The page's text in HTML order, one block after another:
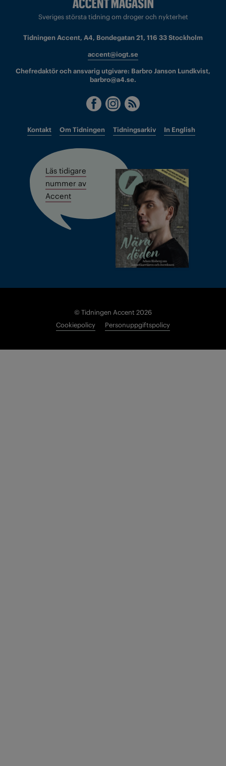
Sveriges största tidning om droger och nykterhet
Tidningen Accent, A4, Bondegatan 21, 116 33 Stockholm
accent@iogt.se
Chefredaktör och ansvarig utgivare: Barbro Janson Lundkvist,
barbro@a4.se.
Kontakt Om Tidningen Tidningsarkiv In English
Läs tidigare
nummer av
Accent
© Tidningen Accent 2026
Cookiepolicy
Personuppgiftspolicy